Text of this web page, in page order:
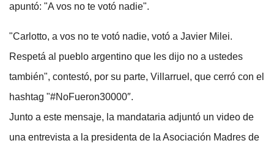
apuntó: "A vos no te votó nadie".
"Carlotto, a vos no te votó nadie, votó a Javier Milei.
Respetá al pueblo argentino que les dijo no a ustedes
también", contestó, por su parte, Villarruel, que cerró con el
hashtag "#NoFueron30000″.
Junto a este mensaje, la mandataria adjuntó un video de
una entrevista a la presidenta de la Asociación Madres de